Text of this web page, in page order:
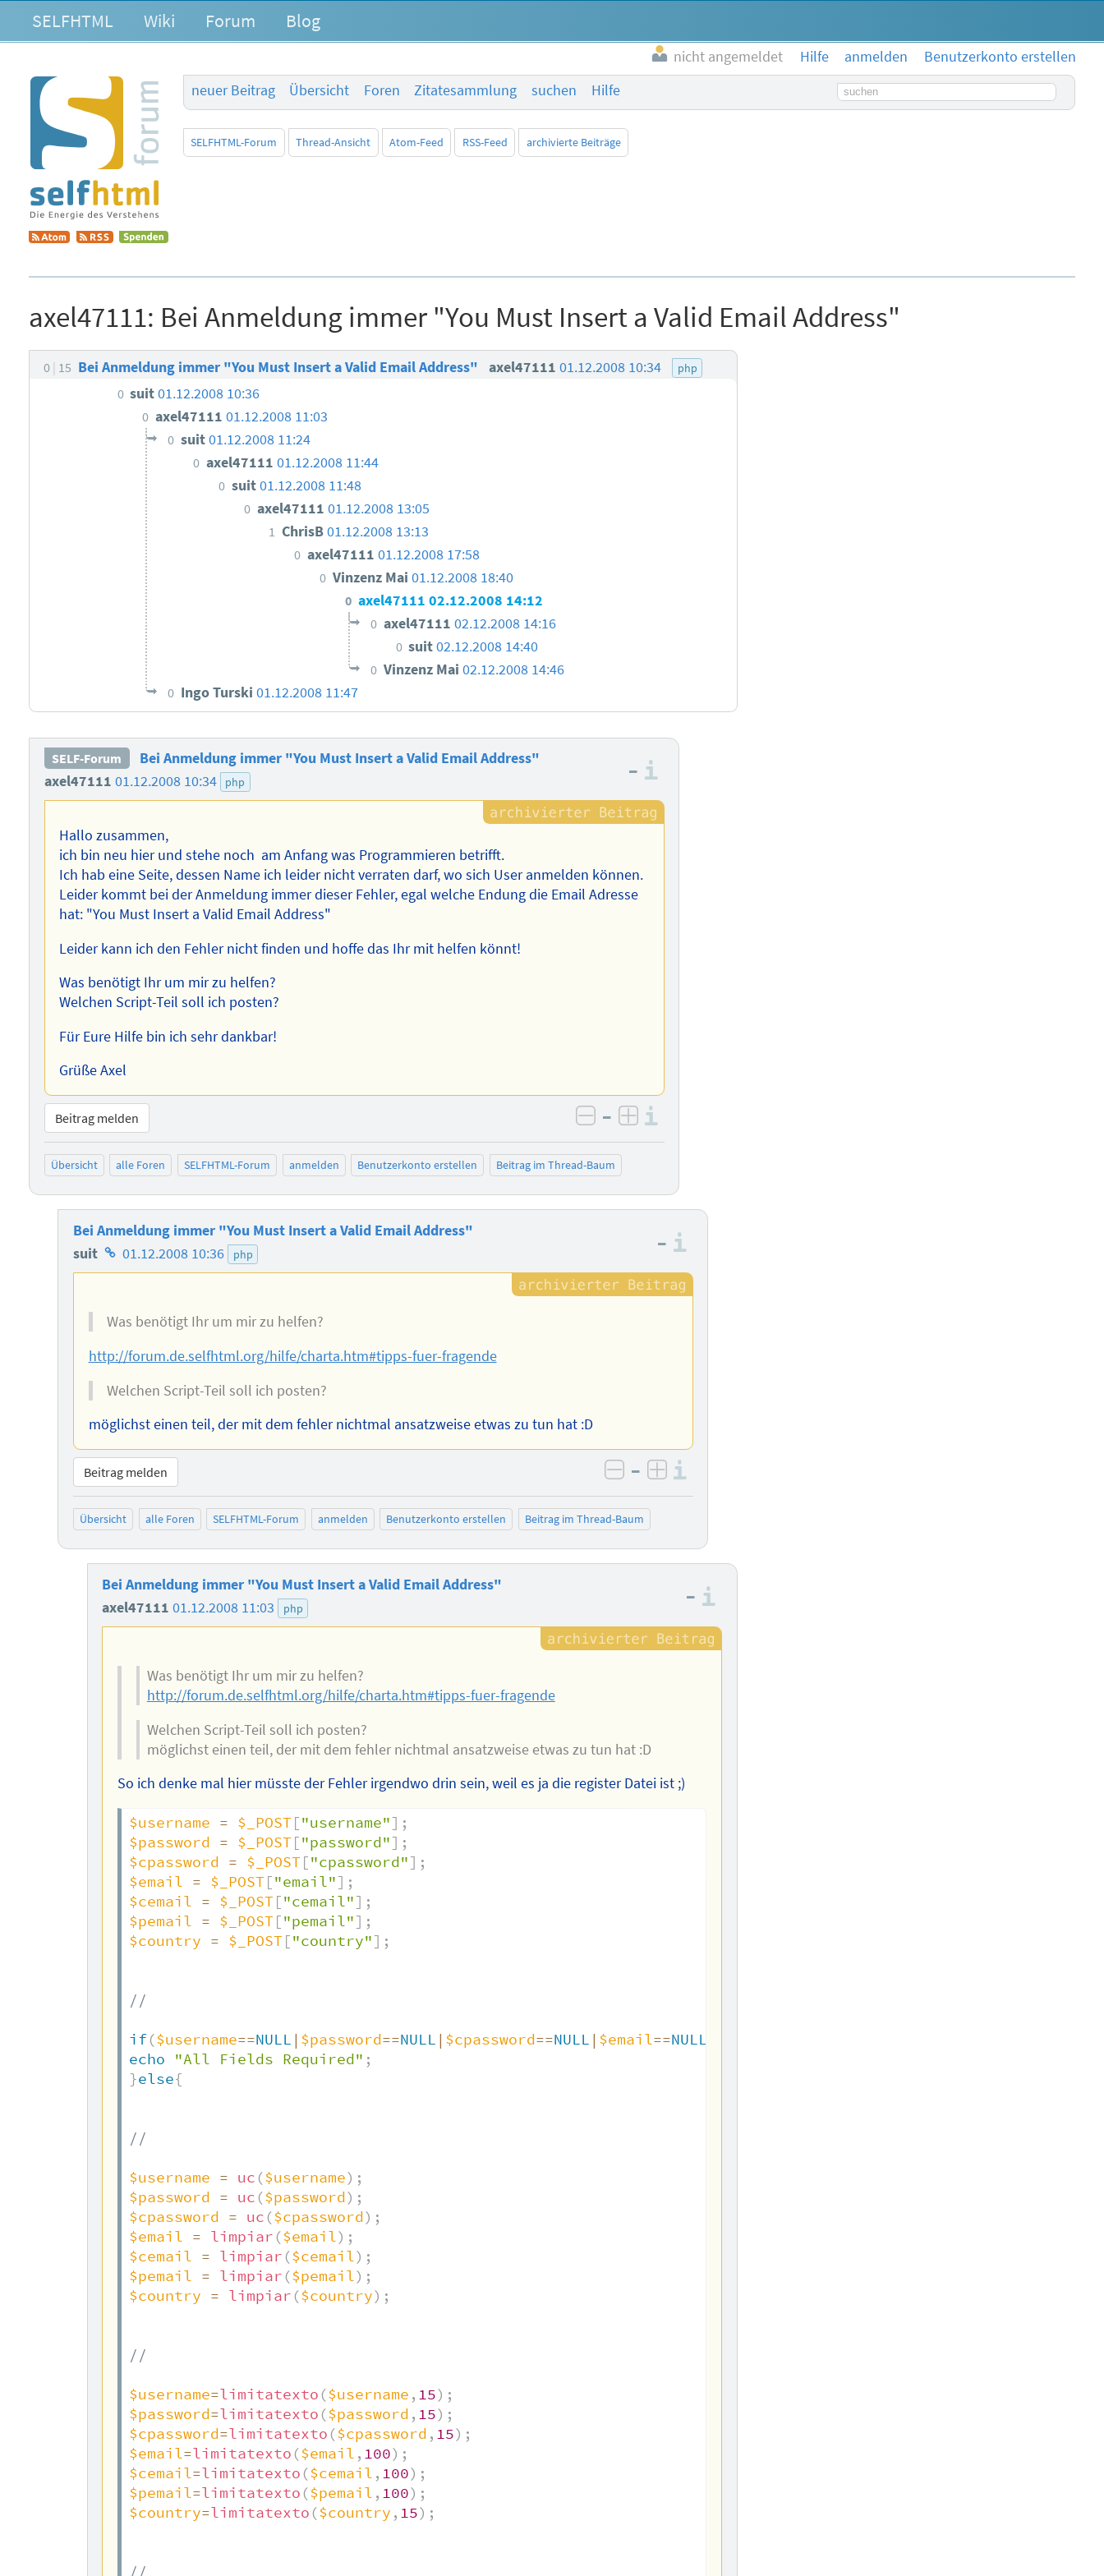
SELFHTML Wiki Forum Blog
nicht angemeldet Hilfe anmelden
Benutzerkonto erstellen
neuer Beitrag
Übersicht Foren Zitatesammlung suchen Hilfe Suchbegriff
SELFHTML-Forum Thread-Ansicht Atom-Feed RSS-Feed archivierte Beiträge
axel47111: Bei Anmeldung immer "You Must Insert a Valid Email Address"
0 15 Bei Anmeldung immer "You Must Insert a Valid Email Address" axel4711101.12.2008 10:34 php
0 suit01.12.2008 10:36
0 axel4711101.12.2008 11:03
0 suit01.12.2008 11:24
0 axel47111 01.12.2008 11:44
0 suit01.12.2008 11:48
0 axel47111 01.12.2008 13:05
1 ChrisB01.12.2008 13:13
0 axel4711101.12.2008 17:58
0 Vinzenz Mai 01.12.2008 18:40
0 axel47111 02.12.2008 14:12
0 axel47111 02.12.2008 14:16
0 suit02.12.2008 14:40
0 Vinzenz Mai 02.12.2008 14:46
0 Ingo Turski01.12.2008 11:47
SELF-Forum
Bei Anmeldung immer "You Must Insert a Valid Email Address"
axel47111 01.12.2008 10:34 php –
Hallo zusammen,
ich bin neu hier und stehe noch am Anfang was Programmieren betrifft.
Ich hab eine Seite, dessen Name ich leider nicht verraten darf, wo sich User anmelden können.
Leider kommt bei der Anmeldung immer dieser Fehler, egal welche Endung die Email Adresse
hat: "You Must Insert a Valid Email Address"
Leider kann ich den Fehler nicht finden und hoffe das Ihr mit helfen könnt!
Was benötigt Ihr um mir zu helfen?
Welchen Script-Teil soll ich posten?
Für Eure Hilfe bin ich sehr dankbar!
Grüße Axel
Beitrag melden negativ bewerten
– positiv bewerten
Übersicht alle Foren SELFHTML-Forum anmelden Benutzerkonto erstellen Beitrag im Thread-Baum
Bei Anmeldung immer "You Must Insert a Valid Email Address"
suit Homepage
des
01.12.2008 10:36 php –
Was benötigt Ihr um mir zu helfen?
http://forum.de.selfhtml.org/hilfe/charta.htm#tipps-fuer-fragende
Welchen Script-Teil soll ich posten?
möglichst einen teil, der mit dem fehler nichtmal ansatzweise etwas zu tun hat :D
Beitrag melden negativ bewerten
– positiv bewerten
Übersicht alle Foren SELFHTML-Forum anmelden Benutzerkonto erstellen Beitrag im Thread-Baum
Bei Anmeldung immer "You Must Insert a Valid Email Address"
axel4711101.12.2008 11:03 php –
Was benötigt Ihr um mir zu helfen?
http://forum.de.selfhtml.org/hilfe/charta.htm#tipps-fuer-fragende
Welchen Script-Teil soll ich posten?
möglichst einen teil, der mit dem fehler nichtmal ansatzweise etwas zu tun hat :D
So ich denke mal hier müsste der Fehler irgendwo drin sein, weil es ja die register Datei ist ;)
$username = $_POST ["username"] ;
$password = $_POST ["password"] ;
$cpassword = $_POST ["cpassword"] ;
$email = $_POST ["email"] ;
$cemail = $_POST ["cemail"] ;
$pemail = $_POST ["pemail"] ;
$country = $_POST ["country"] ;
//
if($username==NULL | $password==NULL | $cpassword==NULL | $email==NULL
echo
"All Fields Required" ;
}else{
//
$username = uc ($username) ;
$password = uc ($password) ;
$cpassword = uc ($cpassword) ;
$email = limpiar ($email) ;
$cemail = limpiar ($cemail) ;
$pemail = limpiar ($pemail) ;
$country = limpiar ($country) ;
//
$username=limitatexto ($username , 15) ;
$password=limitatexto ($password , 15) ;
$cpassword=limitatexto ($cpassword , 15) ;
$email=limitatexto ($email , 100) ;
$cemail=limitatexto ($cemail , 100) ;
$pemail=limitatexto ($pemail , 100) ;
$country=limitatexto ($country , 15) ;
//